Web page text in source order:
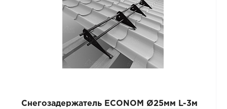
Снегозадержатель ECONOM Ø25мм L-3м